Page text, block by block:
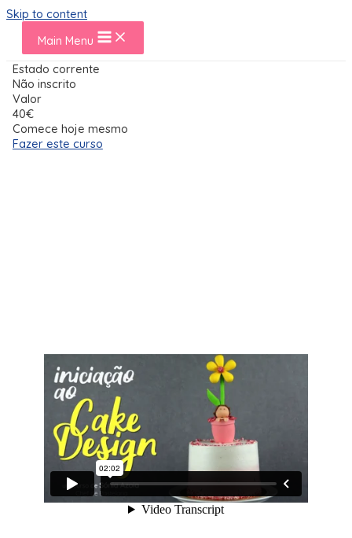
Skip to content
Main Menu
Estado corrente
Não inscrito
Valor
40€
Comece hoje mesmo
Fazer este curso